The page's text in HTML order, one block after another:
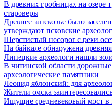
В древних гробницах на озере
староверы
Древнее запсковье было
утверждают псковские
Шерстистый носорог с реки
На байкале обнаружена
Липецкие археологи нашли
В читинской области дорожные
археологические памятники
Леонид яблонский: для
Жители омска
Ищущие средневековый мост в